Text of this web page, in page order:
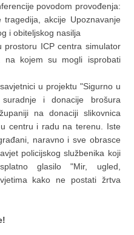
povodom provođenja:
akcije Upoznavanje
i obiteljskog nasilja
ICP centra simulator
na kojem su mogli isprobati
u projektu "Sigurno u
i donacije brošura
na donaciji slikovnica
centru i radu na terenu. Iste
naravno i sve obrasce
policijskog službenika koji
glasilo "Mir, ugled,
kako ne postati žrtva